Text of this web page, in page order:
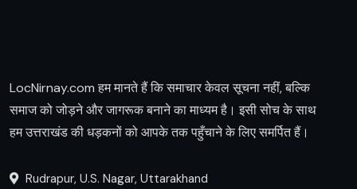
LocNirnay.com हम मानते हैं कि समाचार केवल सूचना नहीं, बल्कि
समाज को जोड़ने और जागरूक बनाने का माध्यम है। इसी सोच के साथ
हम उत्तराखंड की धड़कनों को आपके तक पहुँचाने के लिए समर्पित हैं।
Rudrapur, U.S. Nagar, Uttarakhand